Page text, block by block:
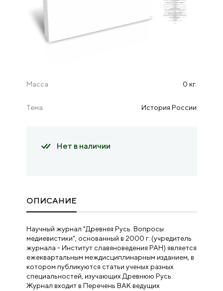
Масса 0 кг.
Тема История России
Нет в наличии
ОПИСАНИЕ
Научный журнал "Древняя Русь. Вопросы
медиевистики", основанный в 2000 г. (учредитель
журнала - Институт славяноведения РАН) является
ежеквартальным междисциплинарным изданием, в
котором публикуются статьи ученых разных
специальностей, изучающих Древнюю Русь.
Журнал входит в Перечень ВАК ведущих